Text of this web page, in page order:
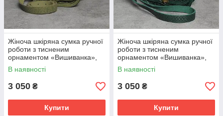
Жіноча шкіряна сумка ручної
роботи з тисненим
орнаментом «Вишиванка»,
оливкового кольору, 20*21*9
см
В наявності
3 050 ₴
Купити
Жіноча шкіряна сумка ручної
роботи з тисненим
орнаментом «Вишиванка»,
зеленого кольору, 20*21*9 см
В наявності
3 050 ₴
Купити